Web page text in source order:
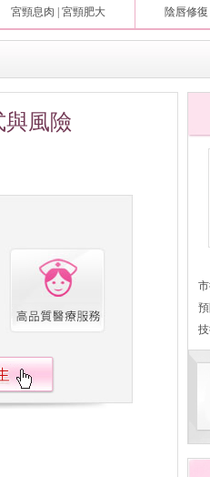
宮頸息肉
宮頸肥大
陰唇修復
與風險